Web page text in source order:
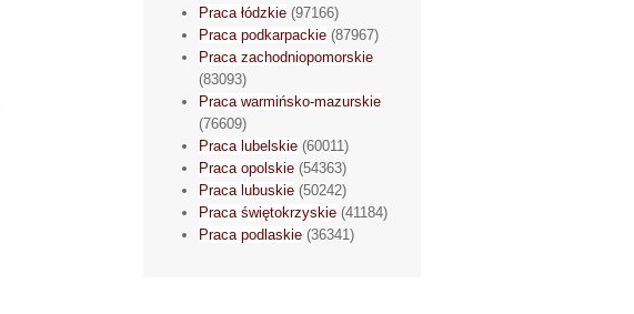
Praca łódzkie (97166)
Praca podkarpackie (87967)
Praca zachodniopomorskie
(83093)
Praca warmińsko-mazurskie
(76609)
Praca lubelskie (60011)
Praca opolskie (54363)
Praca lubuskie (50242)
Praca świętokrzyskie (41184)
Praca podlaskie (36341)